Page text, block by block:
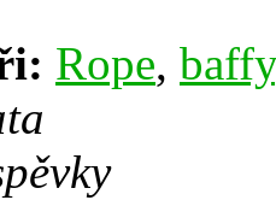
Rope, baffy